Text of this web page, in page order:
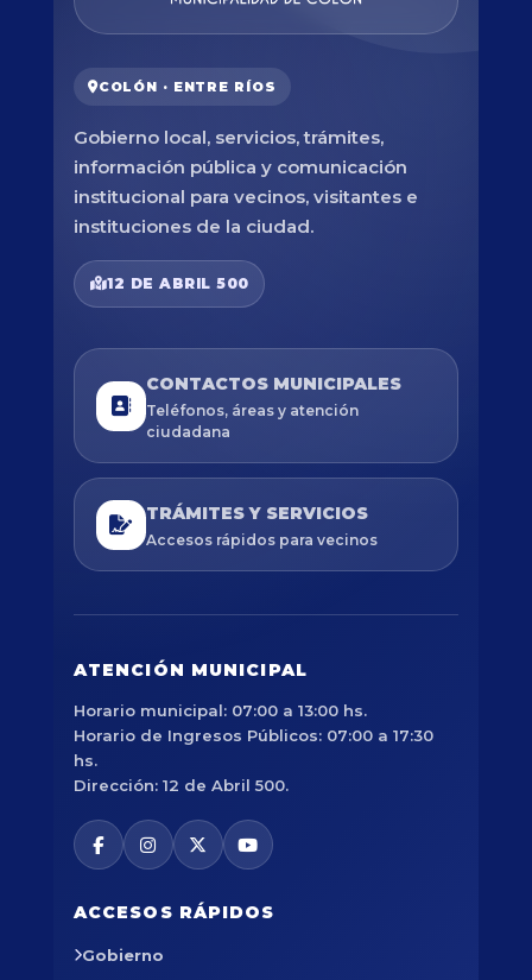
COLÓN · ENTRE RÍOS
Gobierno local, servicios, trámites,
información pública y comunicación
institucional para vecinos, visitantes e
instituciones de la ciudad.
12 DE ABRIL 500
CONTACTOS MUNICIPALES
Teléfonos, áreas y atención
ciudadana
TRÁMITES Y SERVICIOS
Accesos rápidos para vecinos
ATENCIÓN MUNICIPAL
Horario municipal: 07:00 a 13:00 hs.
Horario de Ingresos Públicos: 07:00 a 17:30
hs.
Dirección: 12 de Abril 500.
ACCESOS RÁPIDOS
Gobierno